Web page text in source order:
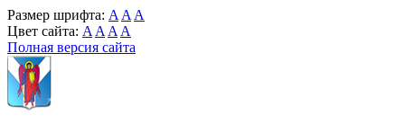
Размер шрифта: A A A
Цвет сайта: A A A A
Полная версия сайта